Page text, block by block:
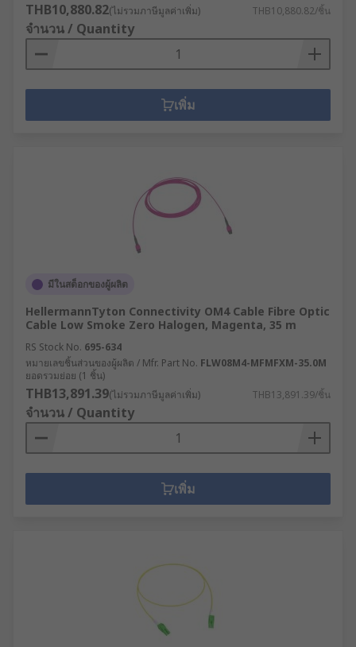
THB10,880.82(ไม่รวมภาษีมูลค่าเพิ่ม) THB10,880.82/ชิ้น
จำนวน / Quantity
เพิ่ม
มีในสต็อกของผู้ผลิต
HellermannTyton Connectivity OM4 Cable Fibre Optic
Cable Low Smoke Zero Halogen, Magenta, 35 m
RS Stock No. 695-634
หมายเลขชิ้นส่วนของผู้ผลิต / Mfr. Part No. FLW08M4-MFMFXM-35.0M
ยอดรวมย่อย (1 ชิ้น)
THB13,891.39(ไม่รวมภาษีมูลค่าเพิ่ม) THB13,891.39/ชิ้น
จำนวน / Quantity
เพิ่ม